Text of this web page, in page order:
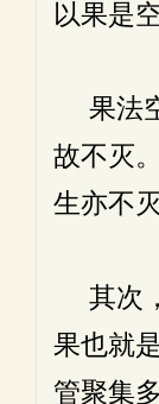
以果是
果法
故不灭
生亦不灭
其次
果也就
管聚集